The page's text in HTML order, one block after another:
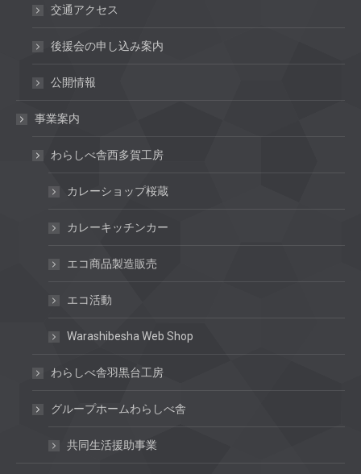
交通アクセス
後援会の申し込み案内
公開情報
事業案内
わらしべ舎西多賀工房
カレーショップ桜蔵
カレーキッチンカー
エコ商品製造販売
エコ活動
Warashibesha Web Shop
わらしべ舎羽黒台工房
グループホームわらしべ舎
共同生活援助事業